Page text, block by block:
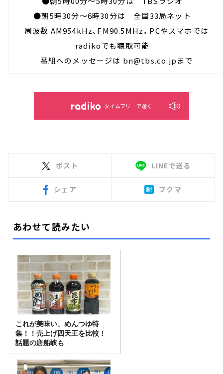
●朝5時30分～6時30分は 全国33局ネット
周波数 AM954kHz、FM90.5MHz。PCやスマホでは
radikoでも聴取可能
番組へのメッセージは bn@tbs.co.jpまで
タイムフリーで聴く
ポスト LINEで送る
シェア ブクマ
あわせて読みたい
これが美味い、めんつゆ特
集！！売上げ四天王を比較！
話題の唐船峡も